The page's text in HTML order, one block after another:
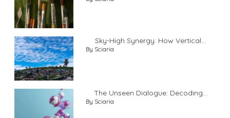
Sky-High Synergy: How Vertical...
By Sciaria
The Unseen Dialogue: Decoding...
By Sciaria